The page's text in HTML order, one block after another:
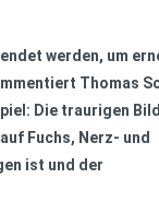
werden, um
Thomas
Die traurigen
Fuchs, Nerz- und
ist und der